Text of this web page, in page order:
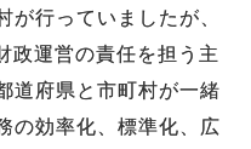
行っていましたが、
政運営の責任を担う主
道府県と市町村が一緒
の効率化、標準化、広